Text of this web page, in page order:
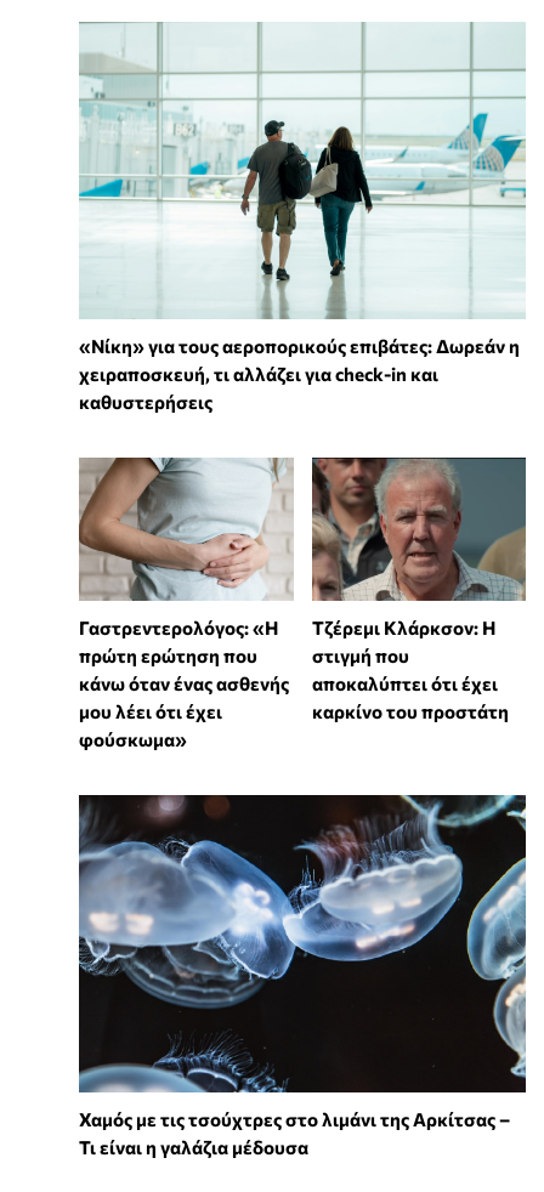
«Νίκη» για τους αεροπορικούς επιβάτες: Δωρεάν η
χειραποσκευή, τι αλλάζει για check-in και
καθυστερήσεις
Γαστρεντερολόγος: «Η
πρώτη ερώτηση που
κάνω όταν ένας ασθενής
μου λέει ότι έχει
φούσκωμα»
Τζέρεμι Κλάρκσον: Η
στιγμή που
αποκαλύπτει ότι έχει
καρκίνο του προστάτη
Χαμός με τις τσούχτρες στο λιμάνι της Αρκίτσας –
Τι είναι η γαλάζια μέδουσα